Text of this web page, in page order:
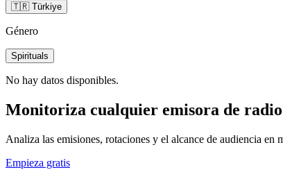
🇹🇷 Türkiye
Género
Spirituals
No hay datos disponibles.
Monitoriza cualquier emisora de radio
Analiza las emisiones, rotaciones y el alcance de audiencia en
Empieza gratis